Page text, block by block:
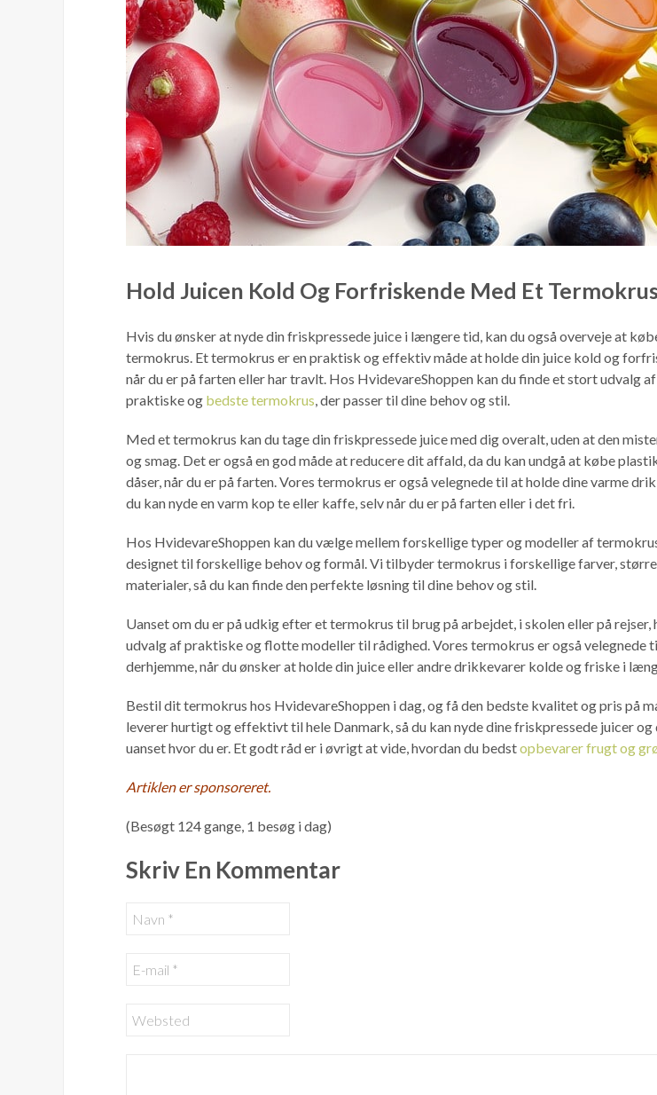
Hold Juicen Kold Og Forfriskende Med Et
Hvis du ønsker at nyde din friskpressede juice i længere tid, kan du også overveje at
termokrus. Et termokrus er en praktisk og effektiv måde at holde din juice kold og
når du er på farten eller har travlt. Hos HvidevareShoppen kan du finde et stort udvalg
praktiske og bedste termokrus, der passer til dine behov og stil.
Med et termokrus kan du tage din friskpressede juice med dig overalt, uden at den
og smag. Det er også en god måde at reducere dit affald, da du kan undgå at købe
dåser, når du er på farten. Vores termokrus er også velegnede til at holde dine varme
du kan nyde en varm kop te eller kaffe, selv når du er på farten eller i det fri.
Hos HvidevareShoppen kan du vælge mellem forskellige typer og modeller af
designet til forskellige behov og formål. Vi tilbyder termokrus i forskellige farver,
materialer, så du kan finde den perfekte løsning til dine behov og stil.
Uanset om du er på udkig efter et termokrus til brug på arbejdet, i skolen eller på rejser,
udvalg af praktiske og flotte modeller til rådighed. Vores termokrus er også velegnede
derhjemme, når du ønsker at holde din juice eller andre drikkevarer kolde og friske i
Bestil dit termokrus hos HvidevareShoppen i dag, og få den bedste kvalitet og pris på
leverer hurtigt og effektivt til hele Danmark, så du kan nyde dine friskpressede juicer
uanset hvor du er. Et godt råd er i øvrigt at vide, hvordan du bedstopbevarer frugt og
Artiklen er sponsoreret.
(Besøgt 124 gange, 1 besøg i dag)
Skriv En Kommentar